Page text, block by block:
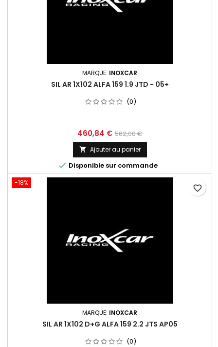
MARQUE: INOXCAR
SIL AR 1X102 ALFA 159 1.9 JTD - 05+
(0)
Prix
460,84 € Prix
de
base
562,00 €
 Ajouter au panier
 Disponible sur commande
-18%
MARQUE: INOXCAR
SIL AR 1X102 D+G ALFA 159 2.2 JTS AP05
(0)
favorite_border